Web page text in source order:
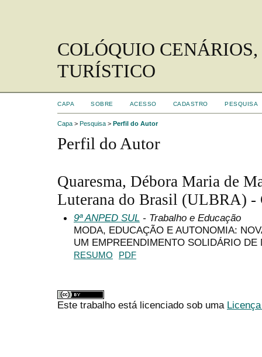
COLÓQUIO
TURÍSTICO
CAPA SOBRE ACESSO CADASTRO PESQUISA
Capa > Pesquisa > Perfil do Autor
Perfil do Autor
Quaresma, Débora Maria de
Luterana do Brasil (ULBRA) -
9ª ANPED SUL - Trabalho e Educação
MODA, EDUCAÇÃO E AUTONOMIA:
UM EMPREENDIMENTO SOLIDÁRIO DE
RESUMO PDF
Este trabalho está licenciado sob uma